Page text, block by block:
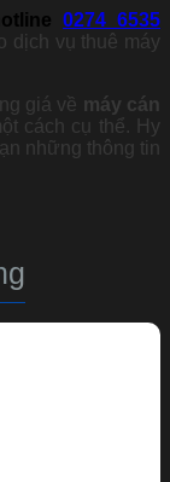
0274 6535
dịch vụ thuê máy
giá về máy cán
cách cụ thể. Hy
những thông tin